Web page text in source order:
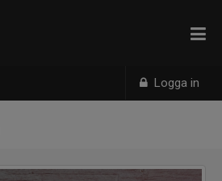
Logga in